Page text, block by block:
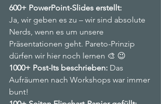
600+ PowerPoint-Slides erstellt:
Ja, wir geben es zu – wir sind absolute
Nerds, wenn es um unsere
Präsentationen geht. Pareto-Prinzip
dürfen wir hier noch lernen 🎨 😉
1000+ Post-Its beschrieben: Das
Aufräumen nach Workshops war immer
bunt!